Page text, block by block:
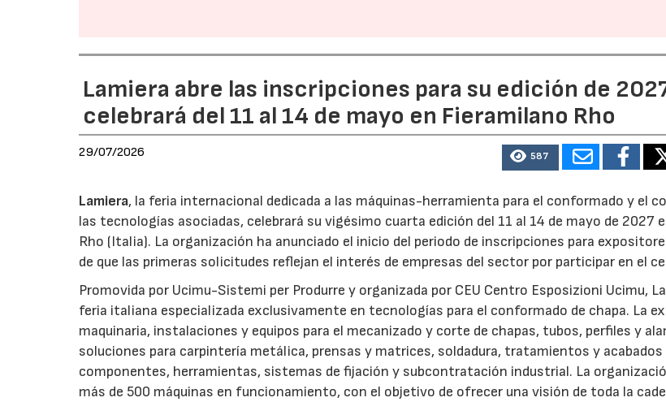
Lamiera abre las inscripciones para su edición de
celebrará del 11 al 14 de mayo en Fieramilano Rho
29/07/2026 587
Lamiera, la feria internacional dedicada a las máquinas-herramienta para el conformado y el
las tecnologías asociadas, celebrará su vigésimo cuarta edición del 11 al 14 de mayo de 2027
Rho (Italia). La organización ha anunciado el inicio del periodo de inscripciones para
de que las primeras solicitudes reflejan el interés de empresas del sector por participar en el
Promovida por Ucimu-Sistemi per Produrre y organizada por CEU Centro Esposizioni Ucimu,
feria italiana especializada exclusivamente en tecnologías para el conformado de chapa. La
maquinaria, instalaciones y equipos para el mecanizado y corte de chapas, tubos, perfiles y
soluciones para carpintería metálica, prensas y matrices, soldadura, tratamientos y acabados
componentes, herramientas, sistemas de fijación y subcontratación industrial. La
más de 500 máquinas en funcionamiento, con el objetivo de ofrecer una visión de toda la